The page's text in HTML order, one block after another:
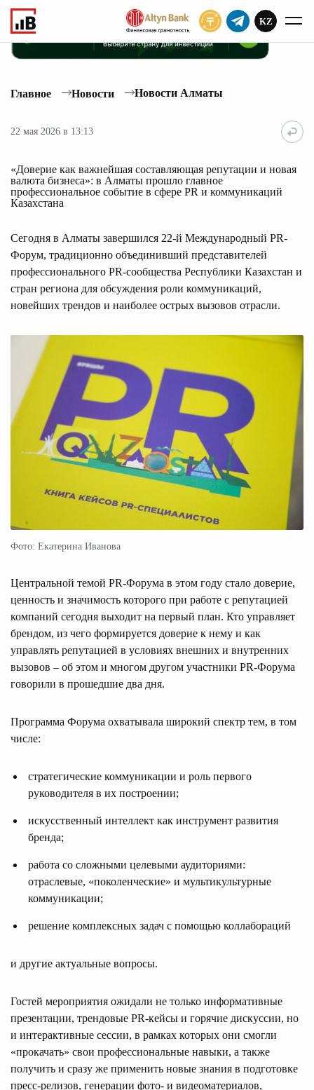
KZ
Главное Новости Новости Алматы
22 мая 2026 в 13:13
«Доверие как важнейшая составляющая репутации и новая
валюта бизнеса»: в Алматы прошло главное
профессиональное событие в сфере PR и коммуникаций
Казахстана
Сегодня в Алматы завершился 22-й Международный PR-
Форум, традиционно объединивший представителей
профессионального PR-сообщества Республики Казахстан и
стран региона для обсуждения роли коммуникаций,
новейших трендов и наиболее острых вызовов отрасли.
Фото: Екатерина Иванова
Центральной темой PR-Форума в этом году стало доверие,
ценность и значимость которого при работе с репутацией
компаний сегодня выходит на первый план. Кто управляет
брендом, из чего формируется доверие к нему и как
управлять репутацией в условиях внешних и внутренних
вызовов – об этом и многом другом участники PR-Форума
говорили в прошедшие два дня.
Программа Форума охватывала широкий спектр тем, в том
числе:
стратегические коммуникации и роль первого
руководителя в их построении;
искусственный интеллект как инструмент развития
бренда;
работа со сложными целевыми аудиториями:
отраслевые, «поколенческие» и мультикультурные
коммуникации;
решение комплексных задач с помощью коллабораций
и другие актуальные вопросы.
Гостей мероприятия ожидали не только информативные
презентации, трендовые PR-кейсы и горячие дискуссии, но
и интерактивные сессии, в рамках которых они смогли
«прокачать» свои профессиональные навыки, а также
получить и сразу же применить новые знания в подготовке
пресс-релизов, генерации фото- и видеоматериалов,